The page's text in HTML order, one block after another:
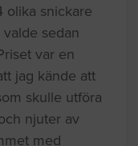
olika snickare
sedan
var en
jag kände att
skulle utföra
njuter av
med